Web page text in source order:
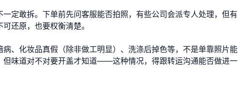
定敢拆。下单前先问客服能否拍照，有些公司会派专人处理，但有
还原，也要权衡清楚。
、化妆品真假（除非做工明显）、洗涤后掉色等，不是单靠照片能
但味道对不对要开盖才知道——这种情况，得跟转运沟通能否做进一